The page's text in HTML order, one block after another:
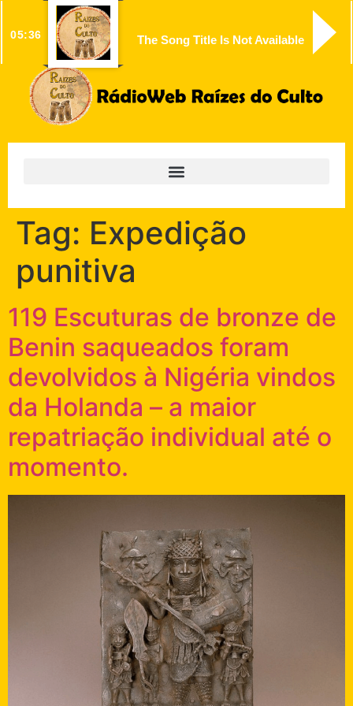
05:36 The Song Title Is Not Available
Tag: Expedição
punitiva
119 Escuturas de bronze de
Benin saqueados foram
devolvidos à Nigéria vindos
da Holanda – a maior
repatriação individual até o
momento.